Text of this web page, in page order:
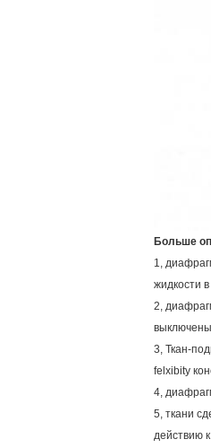
Больше
1,
жидкости
2,
3, Ткан-
felxibity
4,
5, ткани
действию